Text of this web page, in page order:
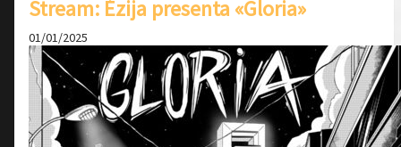
Stream: Ézija presenta «Gloria»
01/01/2025